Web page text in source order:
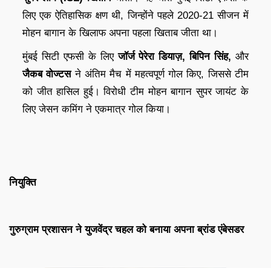
लिए एक ऐतिहासिक क्षण थी, जिन्होंने पहले 2020-21 सीजन में
मोहन बागान के खिलाफ अपना पहला खिताब जीता था।
मुंबई सिटी एफसी के लिएजॉर्ज पेरेरा डियाज़, बिपिन सिंह, और
जैकब वोज्टसने अंतिम मैच में महत्वपूर्ण गोल किए, जिससे टीम
को जीत हासिल हुई। विरोधी टीम मोहन बागान सुपर जायंट के
लिए जेसन कमिंग ने एकमात्र गोल किया।
नियुक्ति
गुरुग्राम प्रशासन ने युजवेंद्र चहल को बनाया अपना ब्रांड एंबेसडर